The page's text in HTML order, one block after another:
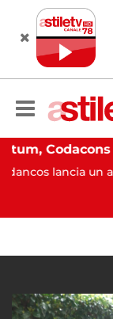
Paestum, Codacons scrive al ministro Giuli: "Rilanciare scavi dell'Anfiteatro nell'area archeologica"
un appello al